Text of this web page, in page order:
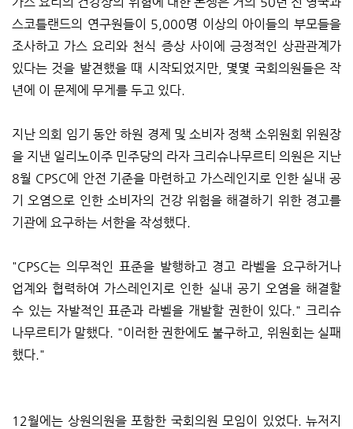
스코틀랜드의 연구원들이 5,000명 이상의 아이들의 부모들을
조사하고 가스 요리와 천식 증상 사이에 긍정적인 상관관계가
있다는 것을 발견했을 때 시작되었지만, 몇몇 국회의원들은 작
년에 이 문제에 무게를 두고 있다.
지난 의회 임기 동안 하원 경제 및 소비자 정책 소위원회 위원장
을 지낸 일리노이주 민주당의 라자 크리슈나무르티 의원은 지난
8월 CPSC에 안전 기준을 마련하고 가스레인지로 인한 실내 공
기 오염으로 인한 소비자의 건강 위험을 해결하기 위한 경고를
기관에 요구하는 서한을 작성했다.
"CPSC는 의무적인 표준을 발행하고 경고 라벨을 요구하거나
업계와 협력하여 가스레인지로 인한 실내 공기 오염을 해결할
수 있는 자발적인 표준과 라벨을 개발할 권한이 있다." 크리슈
나무르티가 말했다. "이러한 권한에도 불구하고, 위원회는 실패
했다."
12월에는 상원의원을 포함한 국회의원 모임이 있었다. 뉴저지